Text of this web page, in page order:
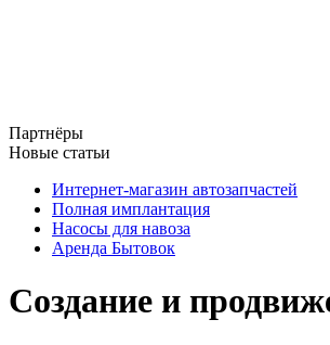
Партнёры
Новые статьи
Интернет-магазин автозапчастей
Полная имплантация
Насосы для навоза
Аренда Бытовок
Создание и